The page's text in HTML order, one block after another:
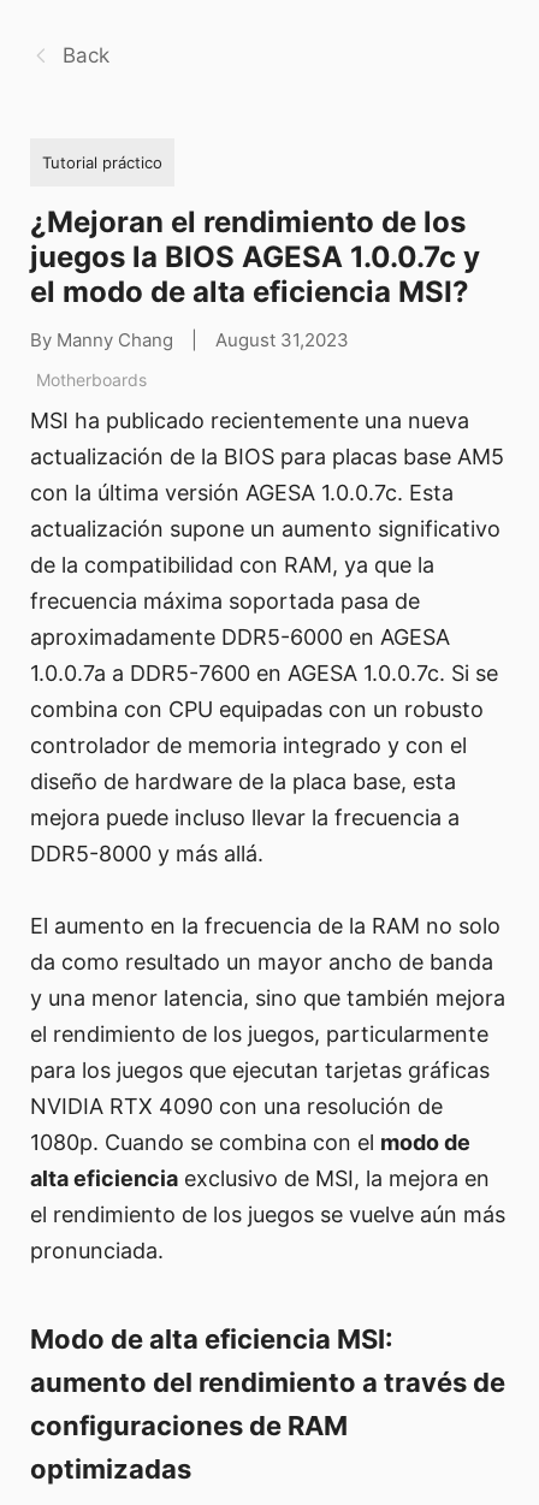
Back
Tutorial práctico
¿Mejoran el rendimiento de los
juegos la BIOS AGESA 1.0.0.7c y
el modo de alta eficiencia MSI?
By Manny Chang August 31,2023
Motherboards
MSI ha publicado recientemente una nueva
actualización de la BIOS para placas base AM5
con la última versión AGESA 1.0.0.7c. Esta
actualización supone un aumento significativo
de la compatibilidad con RAM, ya que la
frecuencia máxima soportada pasa de
aproximadamente DDR5-6000 en AGESA
1.0.0.7a a DDR5-7600 en AGESA 1.0.0.7c. Si se
combina con CPU equipadas con un robusto
controlador de memoria integrado y con el
diseño de hardware de la placa base, esta
mejora puede incluso llevar la frecuencia a
DDR5-8000 y más allá.
El aumento en la frecuencia de la RAM no solo
da como resultado un mayor ancho de banda
y una menor latencia, sino que también mejora
el rendimiento de los juegos, particularmente
para los juegos que ejecutan tarjetas gráficas
NVIDIA RTX 4090 con una resolución de
1080p. Cuando se combina con el modo de
alta eficiencia exclusivo de MSI, la mejora en
el rendimiento de los juegos se vuelve aún más
pronunciada.
Modo de alta eficiencia MSI:
aumento del rendimiento a través de
configuraciones de RAM
optimizadas